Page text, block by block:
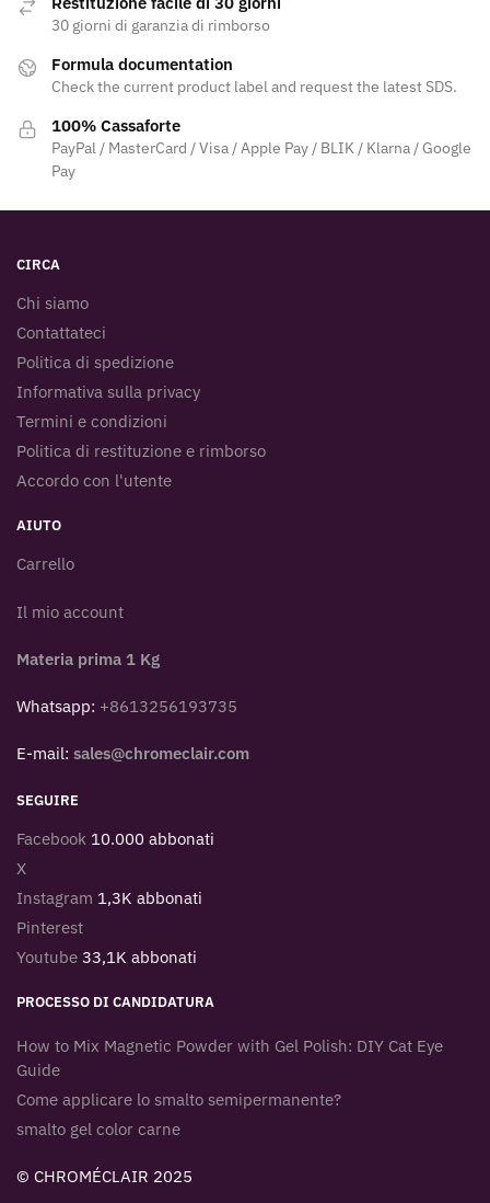
30 giorni di garanzia di rimborso
Formula documentation
Check the current product label and request the latest SDS.
100% Cassaforte
PayPal / MasterCard / Visa / Apple Pay / BLIK / Klarna / Google
Pay
CIRCA
Chi siamo
Contattateci
Politica di spedizione
Informativa sulla privacy
Termini e condizioni
Politica di restituzione e rimborso
Accordo con l'utente
AIUTO
Carrello
Il mio account
Materia prima 1 Kg
Whatsapp: +8613256193735
E-mail: sales@chromeclair.com
SEGUIRE
Facebook 10.000 abbonati
X
Instagram 1,3K abbonati
Pinterest
Youtube 33,1K abbonati
PROCESSO DI CANDIDATURA
How to Mix Magnetic Powder with Gel Polish: DIY Cat Eye
Guide
Come applicare lo smalto semipermanente?
smalto gel color carne
© CHROMÉCLAIR 2025